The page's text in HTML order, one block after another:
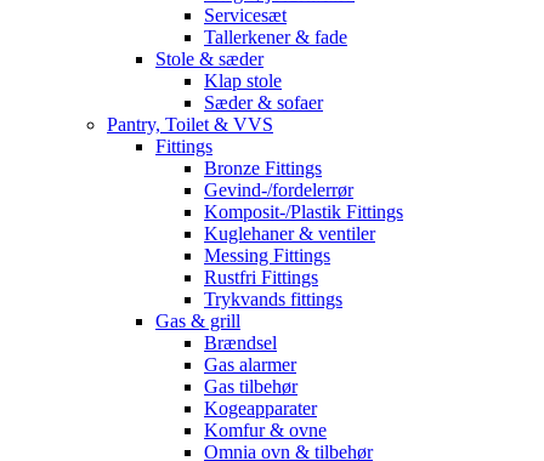
Servicesæt
Tallerkener & fade
Stole & sæder
Klap stole
Sæder & sofaer
Pantry, Toilet & VVS
Fittings
Bronze Fittings
Gevind-/fordelerrør
Komposit-/Plastik Fittings
Kuglehaner & ventiler
Messing Fittings
Rustfri Fittings
Trykvands fittings
Gas & grill
Brændsel
Gas alarmer
Gas tilbehør
Kogeapparater
Komfur & ovne
Omnia ovn & tilbehør